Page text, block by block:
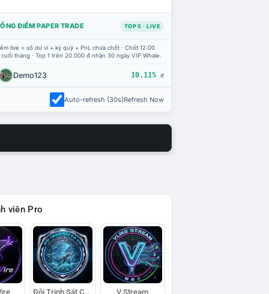
ĐIỂM PAPER TRADE TOP 5 · LIVE
live = số dư ví + ký quỹ + PnL chưa chốt · Chốt 12:00
tháng · Top 1 trên 20.000 đ nhận 30 ngày VIP Whale.
Demo123 10.115 đ
Auto-refresh (30s)Refresh Now
viên Pro
Đội Trinh Sát Cá Voi V Stream